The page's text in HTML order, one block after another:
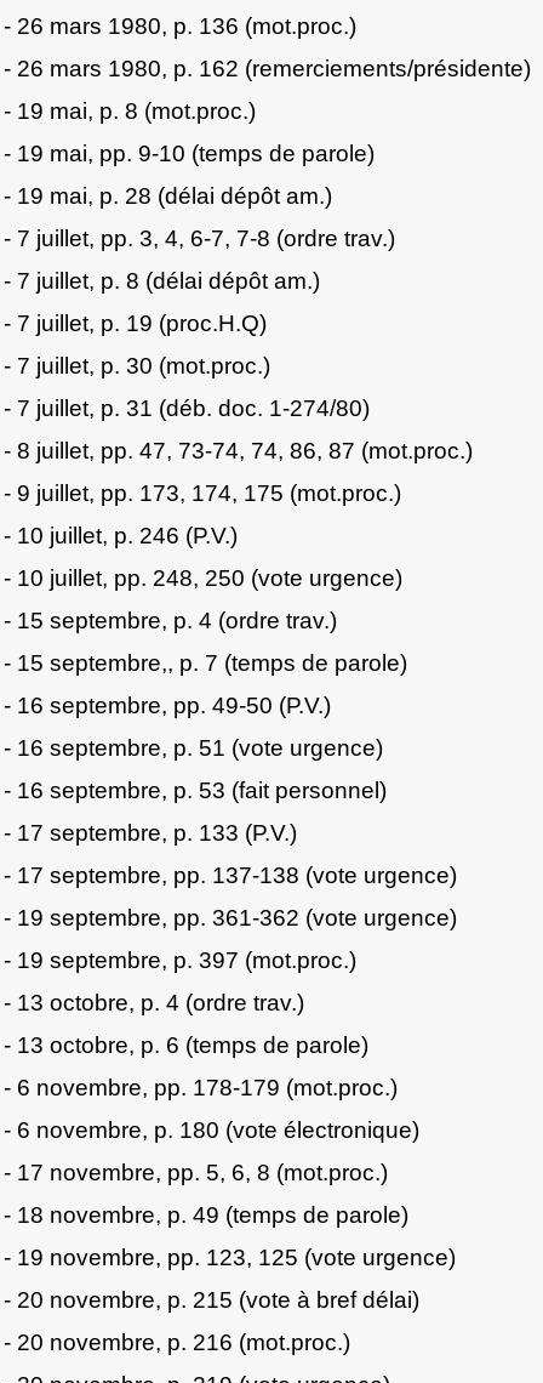
- 26 mars 1980, p. 136 (mot.proc.)
- 26 mars 1980, p. 162 (remerciements/présidente)
- 19 mai, p. 8 (mot.proc.)
- 19 mai, pp. 9-10 (temps de parole)
- 19 mai, p. 28 (délai dépôt am.)
- 7 juillet, pp. 3, 4, 6-7, 7-8 (ordre trav.)
- 7 juillet, p. 8 (délai dépôt am.)
- 7 juillet, p. 19 (proc.H.Q)
- 7 juillet, p. 30 (mot.proc.)
- 7 juillet, p. 31 (déb. doc. 1-274/80)
- 8 juillet, pp. 47, 73-74, 74, 86, 87 (mot.proc.)
- 9 juillet, pp. 173, 174, 175 (mot.proc.)
- 10 juillet, p. 246 (P.V.)
- 10 juillet, pp. 248, 250 (vote urgence)
- 15 septembre, p. 4 (ordre trav.)
- 15 septembre,, p. 7 (temps de parole)
- 16 septembre, pp. 49-50 (P.V.)
- 16 septembre, p. 51 (vote urgence)
- 16 septembre, p. 53 (fait personnel)
- 17 septembre, p. 133 (P.V.)
- 17 septembre, pp. 137-138 (vote urgence)
- 19 septembre, pp. 361-362 (vote urgence)
- 19 septembre, p. 397 (mot.proc.)
- 13 octobre, p. 4 (ordre trav.)
- 13 octobre, p. 6 (temps de parole)
- 6 novembre, pp. 178-179 (mot.proc.)
- 6 novembre, p. 180 (vote électronique)
- 17 novembre, pp. 5, 6, 8 (mot.proc.)
- 18 novembre, p. 49 (temps de parole)
- 19 novembre, pp. 123, 125 (vote urgence)
- 20 novembre, p. 215 (vote à bref délai)
- 20 novembre, p. 216 (mot.proc.)